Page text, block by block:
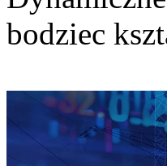
bodziec